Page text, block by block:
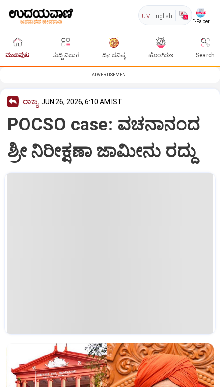
UV English
E-Paper
ಮುಖಪುಟ ಸುದ್ದಿ ವಿಭಾಗ ದಿನ ಭವಿಷ್ಯ ಹೊಂಗಿರಣ Search
ADVERTISEMENT
ರಾಜ್ಯ JUN 26, 2026, 6:10 AM IST
POCSO case: ವಚನಾನಂದ
ಶ್ರೀ ನಿರೀಕ್ಷಣಾ ಜಾಮೀನು ರದ್ದು